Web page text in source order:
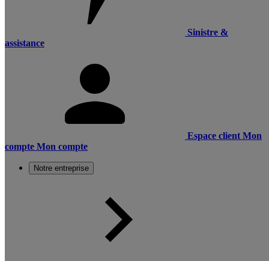
Sinistre &
assistance
Espace client Mon
compte Mon compte
Notre entreprise